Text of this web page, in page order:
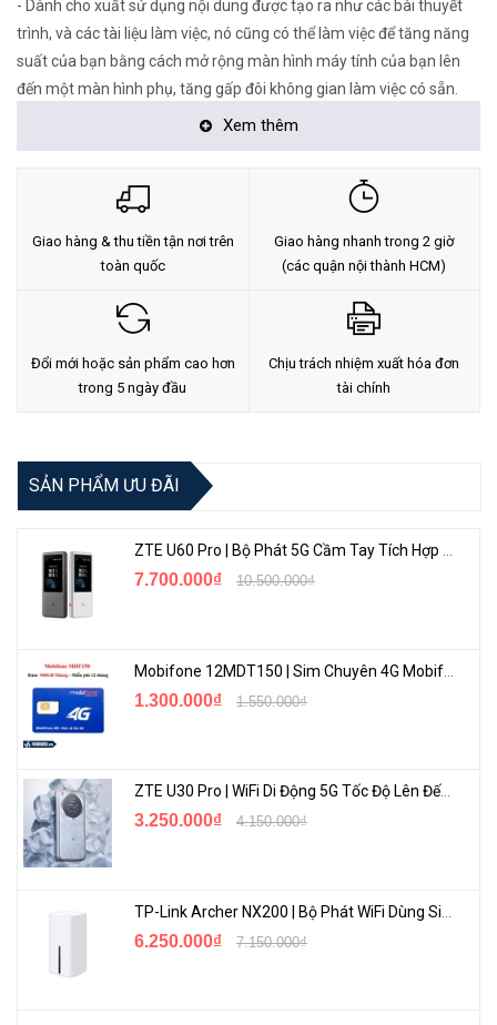
- Dành cho xuất sử dụng nội dung được tạo ra như các bài thuyết
trình, và các tài liệu làm việc, nó cũng có thể làm việc để tăng năng
suất của bạn bằng cách mở rộng màn hình máy tính của bạn lên
đến một màn hình phụ, tăng gấp đôi không gian làm việc có sẵn.
<Hotline: 1900.2021 hoặc (028)7300.2021 - VoHoang.vn>
Xem thêm
Giao hàng & thu tiền tận nơi trên
toàn quốc
Giao hàng nhanh trong 2 giờ
(các quận nội thành HCM)
Đổi mới hoặc sản phẩm cao hơn
trong 5 ngày đầu
Chịu trách nhiệm xuất hóa đơn
tài chính
SẢN PHẨM ƯU ĐÃI
ZTE U60 Pro | Bộ Phát 5G Cầm Tay Tích Hợp Công Nghệ WiFi 7, Pin 10000mAh
7.700.000₫ 10.500.000₫
1.300.000₫ 1.550.000₫
ZTE U30 Pro | WiFi Di Động 5G Tốc Độ Lên Đến 500Mbps, Màn Hình Cảm Ứng
3.250.000₫ 4.150.000₫
6.250.000₫ 7.150.000₫